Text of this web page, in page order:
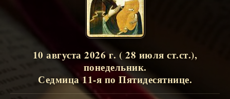
10 августа 2026 г. ( 28 июля ст.ст.),
понедельник.
Седмица 11-я по Пятидесятнице.